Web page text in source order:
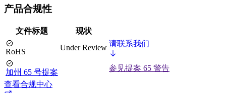
产品合规性
文件标题 现状
RoHS Under Review 请联系我们
加州 65 号提案
参见提案 65 警告
查看合规中心